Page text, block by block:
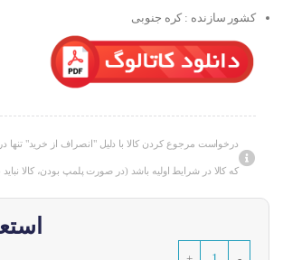
کشور سازنده : کره جنوبی
درخواست مرجوع کردن کالا با دلیل "انصراف از خرید" تنها
که کالا در شرایط اولیه باشد (در صورت پلمپ بودن، کالا